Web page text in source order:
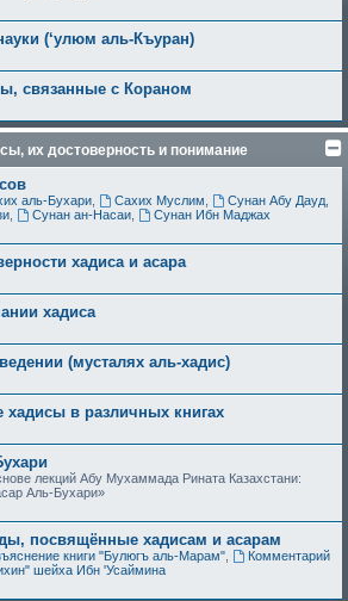
(‘улюм аль-Къуран)
связанные с Кораном
их достоверность и понимание
аль-Бухари, Сахих Муслим Сунан Абу Дауд,
, Сунан ан-Насаи,
Сунан Ибн Маджах
хадиса и асара
хадиса
(мусталях аль-хадис)
хадисы в различных книгах
лекций Абу Мухаммада Рината Казахстани:
Аль-Бухари»
посвящённые хадисам и асарам
книги "Булюгъ аль-Марам",
Комментарий
шейха Ибн 'Усаймина